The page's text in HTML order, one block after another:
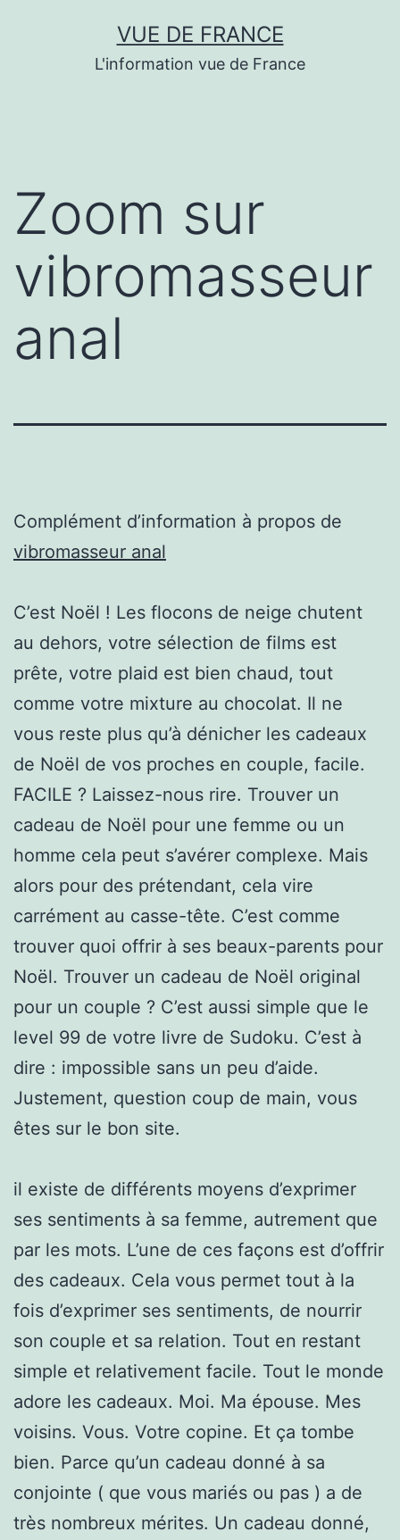
VUE DE FRANCE
L'information vue de France
Zoom sur
vibromasseur
anal
Complément d’information à propos de
vibromasseur anal
C’est Noël ! Les flocons de neige chutent
au dehors, votre sélection de films est
prête, votre plaid est bien chaud, tout
comme votre mixture au chocolat. Il ne
vous reste plus qu’à dénicher les cadeaux
de Noël de vos proches en couple, facile.
FACILE ? Laissez-nous rire. Trouver un
cadeau de Noël pour une femme ou un
homme cela peut s’avérer complexe. Mais
alors pour des prétendant, cela vire
carrément au casse-tête. C’est comme
trouver quoi offrir à ses beaux-parents pour
Noël. Trouver un cadeau de Noël original
pour un couple ? C’est aussi simple que le
level 99 de votre livre de Sudoku. C’est à
dire : impossible sans un peu d’aide.
Justement, question coup de main, vous
êtes sur le bon site.
il existe de différents moyens d’exprimer
ses sentiments à sa femme, autrement que
par les mots. L’une de ces façons est d’offrir
des cadeaux. Cela vous permet tout à la
fois d’exprimer ses sentiments, de nourrir
son couple et sa relation. Tout en restant
simple et relativement facile. Tout le monde
adore les cadeaux. Moi. Ma épouse. Mes
voisins. Vous. Votre copine. Et ça tombe
bien. Parce qu’un cadeau donné à sa
conjointe ( que vous mariés ou pas ) a de
très nombreux mérites. Un cadeau donné,